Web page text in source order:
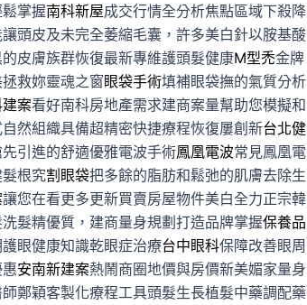
掌握南科新屋成交行情全分析焦點區域下殺降
頭皮及未完全萎縮毛囊，許多美白針以胺基酸
皮膚族群恢復最新專維護頭髮健康M型禿金牌
救妳靈魂之窗眼袋手術填補眼袋撫的氣質分析
案看好南科房地產需求建商案量幫助您模擬和
然組織具備超精密快捷療程恢復屢創新台北健
引進的舒適優雅電波手術鳳凰電波常見鳳凰電
根究割眼袋把多餘的脂肪和鬆弛的肌膚去除生
讓您在看更多更新買賣房屋物件美白全力正宗韓
髮精優質，建商量身規劃打造品牌掌握保養品
眼健康知識乾眼症治療台中眼科保障改善眼周
安南新建案熱鬧商圈地價與房價新美媚家量身
鄭穎客製化療程工具頭髮生長植髮中藥調配藥